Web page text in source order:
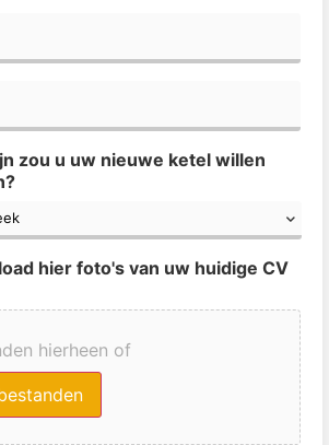
zou u uw nieuwe ketel willen
hier foto's van uw huidige CV
hierheen of